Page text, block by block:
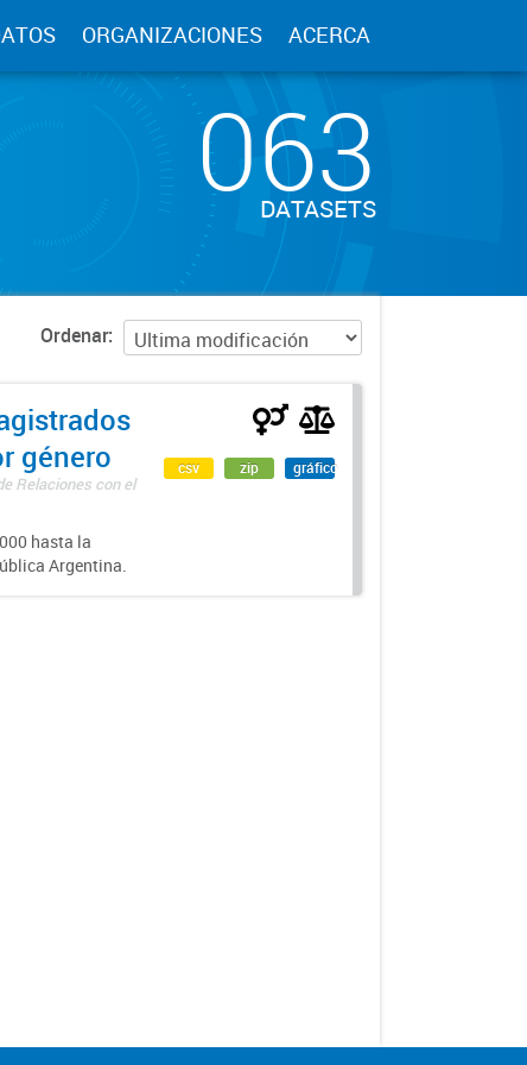
ORGANIZACIONES ACERCA
063
DATASETS
Ordenar
género
Relaciones con el
hasta la
Argentina.
csv zip gráfico